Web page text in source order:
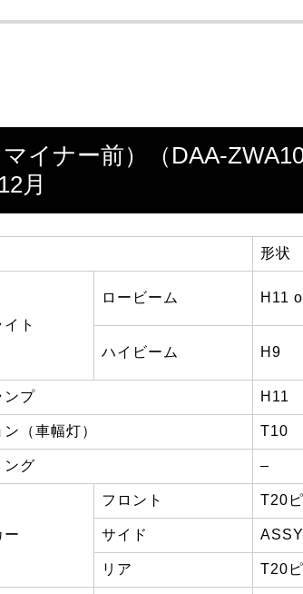
イナー前）（DAA-
月
形状
ト
ロービーム H11
ハイビーム H9
ンプ H11
（車幅灯） T10
ング –
ー
フロント T20
サイド ASSY
リア T20